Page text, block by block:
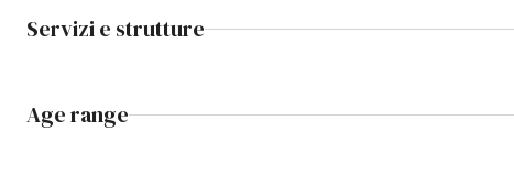
Servizi e strutture
Age range